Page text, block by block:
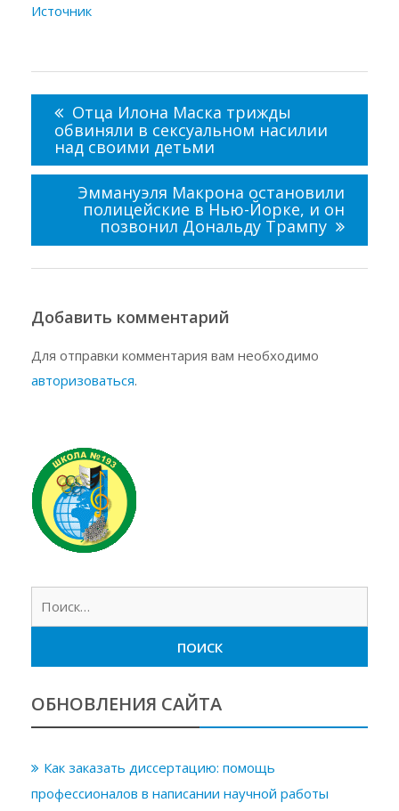
Источник
записям
Отца Илона Маска трижды
обвиняли в сексуальном насилии
над своими детьми
Эммануэля Макрона остановили
полицейские в Нью-Йорке, и он
позвонил Дональду Трампу
Добавить комментарий
Для отправки комментария вам необходимо
авторизоваться.
ОБНОВЛЕНИЯ САЙТА
Как заказать диссертацию: помощь
профессионалов в написании научной работы